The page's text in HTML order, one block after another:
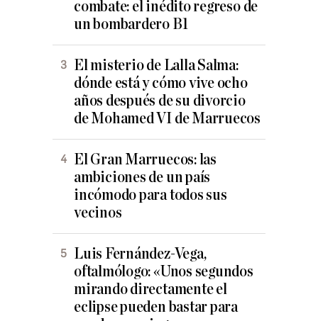
combate: el inédito regreso de
un bombardero B1
El misterio de Lalla Salma:
dónde está y cómo vive ocho
años después de su divorcio
de Mohamed VI de Marruecos
El Gran Marruecos: las
ambiciones de un país
incómodo para todos sus
vecinos
Luis Fernández-Vega,
oftalmólogo: «Unos segundos
mirando directamente el
eclipse pueden bastar para